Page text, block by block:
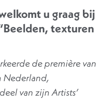
u graag bij
texturen
de première van
Nederland,
van zijn Artists’